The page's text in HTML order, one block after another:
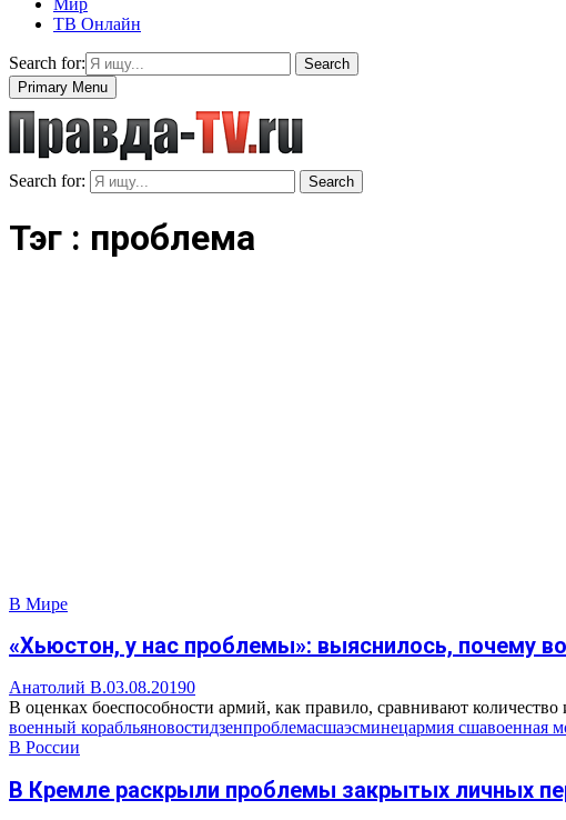
Мир
ТВ Онлайн
Search for:
Search
Primary Menu
Search for: Search
Тэг : проблема
В Мире
«Хьюстон, у нас проблемы»: выяснилось, почему
Анатолий В.03.08.20190
В оценках боеспособности армий, как правило, сравнивают
военный корабльяновостидзенпроблемасшаэсминецармия сшавоенная
В России
В Кремле раскрыли проблемы закрытых личных